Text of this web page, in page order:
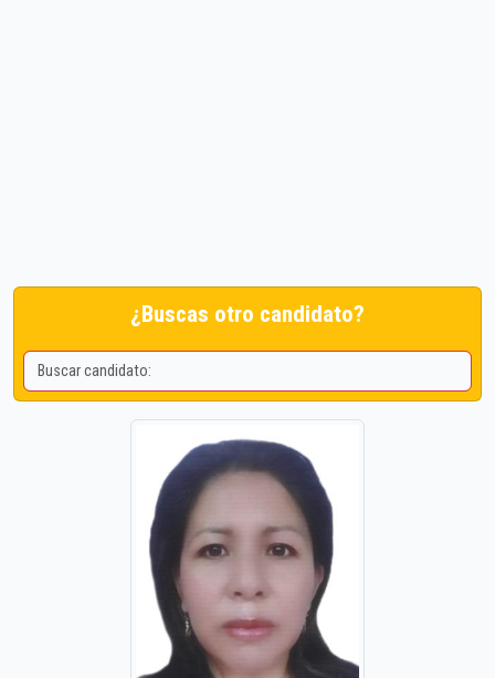
¿Buscas otro candidato?